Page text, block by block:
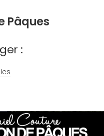
Pâques
: